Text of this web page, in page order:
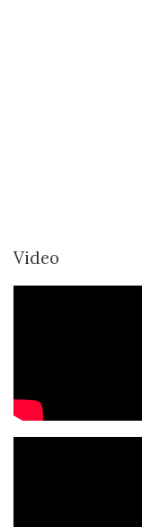
Video